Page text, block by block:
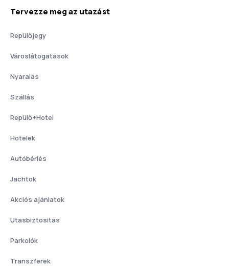
Tervezze meg az utazást
Repülőjegy
Városlátogatások
Nyaralás
Szállás
Repülő+Hotel
Hotelek
Autóbérlés
Jachtok
Akciós ajánlatok
Utasbiztositás
Parkolók
Transzferek